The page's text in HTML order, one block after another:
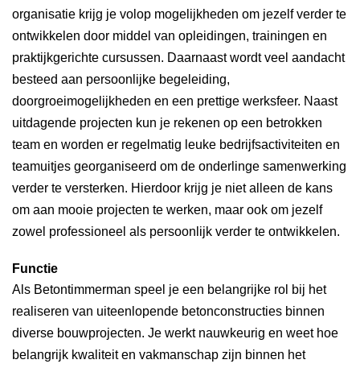
organisatie krijg je volop mogelijkheden om jezelf verder te
ontwikkelen door middel van opleidingen, trainingen en
praktijkgerichte cursussen. Daarnaast wordt veel aandacht
besteed aan persoonlijke begeleiding,
doorgroeimogelijkheden en een prettige werksfeer. Naast
uitdagende projecten kun je rekenen op een betrokken
team en worden er regelmatig leuke bedrijfsactiviteiten en
teamuitjes georganiseerd om de onderlinge samenwerking
verder te versterken. Hierdoor krijg je niet alleen de kans
om aan mooie projecten te werken, maar ook om jezelf
zowel professioneel als persoonlijk verder te ontwikkelen.
Functie
Als Betontimmerman speel je een belangrijke rol bij het
realiseren van uiteenlopende betonconstructies binnen
diverse bouwprojecten. Je werkt nauwkeurig en weet hoe
belangrijk kwaliteit en vakmanschap zijn binnen het